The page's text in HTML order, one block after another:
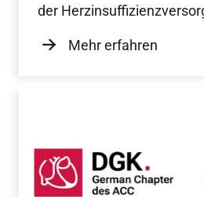
der
Mehr erfahren